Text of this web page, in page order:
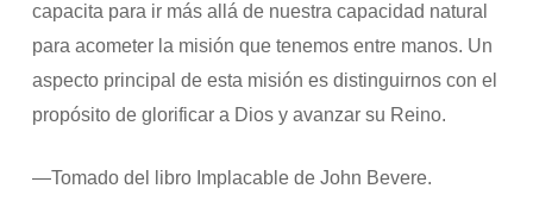
capacita para ir más allá de nuestra capacidad natural
para acometer la misión que tenemos entre manos. Un
aspecto principal de esta misión es distinguirnos con el
propósito de glorificar a Dios y avanzar su Reino.
—Tomado del libro Implacable de John Bevere.